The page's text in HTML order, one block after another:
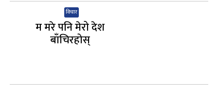
विचार
म मरे पनि मेरो देश
बाँचिरहोस्